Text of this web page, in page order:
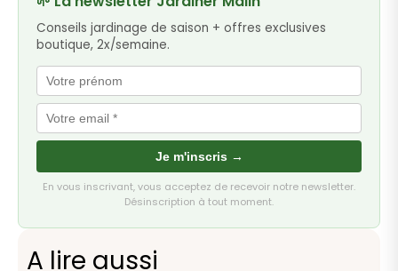
Conseils jardinage de saison + offres exclusives
boutique, 2x/semaine.
Je m'inscris →
En vous inscrivant, vous acceptez de recevoir notre newsletter.
Désinscription à tout moment.
A lire aussi